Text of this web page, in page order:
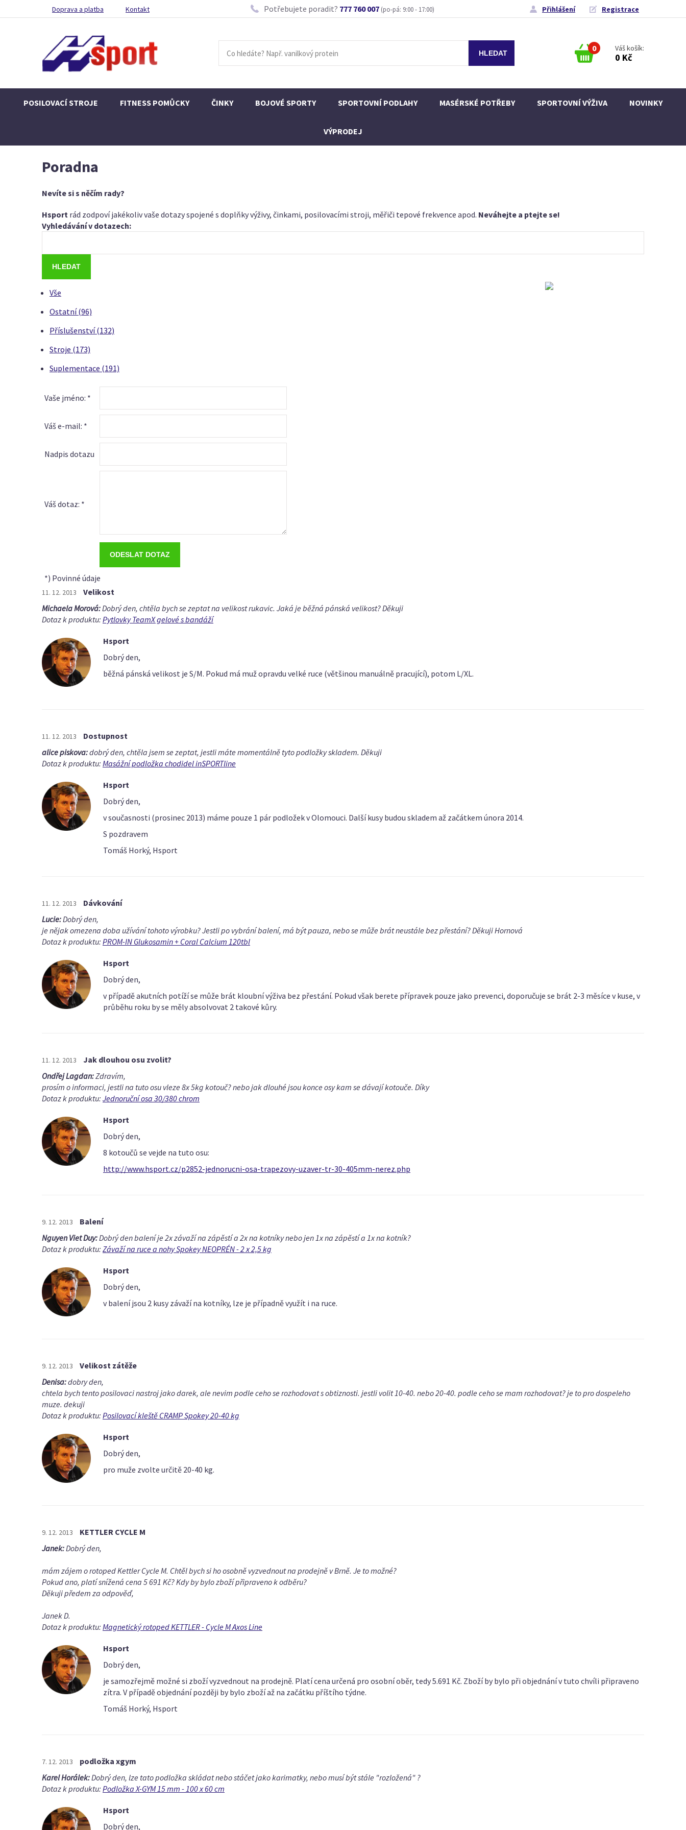
Doprava a platba Kontakt Potřebujete poradit? 777 760 007 (po-pá: 9:00 - 17:00) Přihlášení Registrace
0 Váš košík:
0 Kč
POSILOVACÍ STROJE FITNESS POMŮCKY ČINKY BOJOVÉ SPORTY SPORTOVNÍ PODLAHY MASÉRSKÉ POTŘEBY SPORTOVNÍ VÝŽIVA NOVINKY
VÝPRODEJ
Poradna
Nevíte si s něčím rady?
Hsport rád zodpoví jakékoliv vaše dotazy spojené s doplňky výživy, činkami, posilovacími stroji, měřiči tepové frekvence apod. Neváhejte a ptejte se!
Vyhledávání v dotazech:
Vše
Ostatní (96)
Příslušenství (132)
Stroje (173)
Suplementace (191)
Vaše jméno: *
Váš e-mail: *
Nadpis dotazu
Váš dotaz: *
*) Povinné údaje
11. 12. 2013
Velikost
Michaela Morová:Dobrý den, chtěla bych se zeptat na velikost rukavic. Jaká je běžná pánská velikost? Děkuji
Dotaz k produktu: Pytlovky TeamX gelové s bandáží
Hsport
Dobrý den,
běžná pánská velikost je S/M. Pokud má muž opravdu velké ruce (většinou manuálně pracující), potom L/XL.
11. 12. 2013
Dostupnost
alice piskova:dobrý den, chtěla jsem se zeptat, jestli máte momentálně tyto podložky skladem. Děkuji
Dotaz k produktu: Masážní podložka chodidel inSPORTline
Hsport
Dobrý den,
v současnosti (prosinec 2013) máme pouze 1 pár podložek v Olomouci. Další kusy budou skladem až začátkem února 2014.
S pozdravem
Tomáš Horký, Hsport
11. 12. 2013
Dávkování
Lucie:Dobrý den,
je nějak omezena doba užívání tohoto výrobku? Jestli po vybrání balení, má být pauza, nebo se může brát neustále bez přestání? Děkuji Hornová
Dotaz k produktu: PROM-IN Glukosamin + Coral Calcium 120tbl
Hsport
Dobrý den,
v případě akutních potíží se může brát kloubní výživa bez přestání. Pokud však berete přípravek pouze jako prevenci, doporučuje se brát 2-3 měsíce v kuse, v
průběhu roku by se měly absolvovat 2 takové kůry.
11. 12. 2013
Jak dlouhou osu zvolit?
Ondřej Lagdan:Zdravím,
prosím o informaci, jestli na tuto osu vleze 8x 5kg kotouč? nebo jak dlouhé jsou konce osy kam se dávají kotouče. Díky
Dotaz k produktu: Jednoruční osa 30/380 chrom
Hsport
Dobrý den,
8 kotoučů se vejde na tuto osu:
http://www.hsport.cz/p2852-jednorucni-osa-trapezovy-uzaver-tr-30-405mm-nerez.php
9. 12. 2013
Balení
Nguyen Viet Duy:Dobrý den balení je 2x závaží na zápěstí a 2x na kotníky nebo jen 1x na zápěstí a 1x na kotník?
Dotaz k produktu: Závaží na ruce a nohy Spokey NEOPRÉN - 2 x 2,5 kg
Hsport
Dobrý den,
v balení jsou 2 kusy závaží na kotníky, lze je případně využít i na ruce.
9. 12. 2013
Velikost zátěže
Denisa:dobry den,
chtela bych tento posilovaci nastroj jako darek, ale nevim podle ceho se rozhodovat s obtiznosti. jestli volit 10-40. nebo 20-40. podle ceho se mam rozhodovat? je to pro dospeleho
muze. dekuji
Dotaz k produktu: Posilovací kleště CRAMP Spokey 20-40 kg
Hsport
Dobrý den,
pro muže zvolte určitě 20-40 kg.
9. 12. 2013
KETTLER CYCLE M
Janek:Dobrý den,
mám zájem o rotoped Kettler Cycle M. Chtěl bych si ho osobně vyzvednout na prodejně v Brně. Je to možné?
Pokud ano, platí snížená cena 5 691 Kč? Kdy by bylo zboží připraveno k odběru?
Děkuji předem za odpověď,
Janek D.
Dotaz k produktu: Magnetický rotoped KETTLER - Cycle M Axos Line
Hsport
Dobrý den,
je samozřejmě možné si zboží vyzvednout na prodejně. Platí cena určená pro osobní oběr, tedy 5.691 Kč. Zboží by bylo při objednání v tuto chvíli připraveno
zítra. V případě objednání později by bylo zboží až na začátku příštího týdne.
Tomáš Horký, Hsport
7. 12. 2013
podložka xgym
Karel Horálek:Dobrý den, lze tato podložka skládat nebo stáčet jako karimatky, nebo musí být stále "rozložená" ?
Dotaz k produktu: Podložka X-GYM 15 mm - 100 x 60 cm
Hsport
Dobrý den,